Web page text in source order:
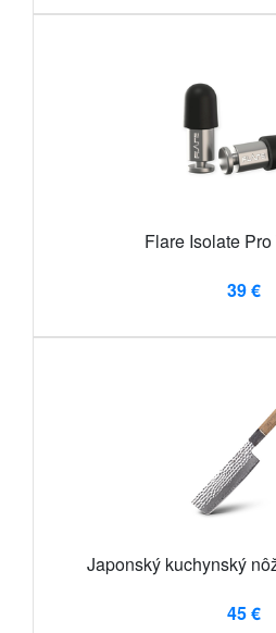
Flare Isolate
39 €
Japonský kuchynský
45 €